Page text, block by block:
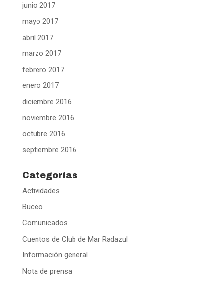
junio 2017
mayo 2017
abril 2017
marzo 2017
febrero 2017
enero 2017
diciembre 2016
noviembre 2016
octubre 2016
septiembre 2016
Categorías
Actividades
Buceo
Comunicados
Cuentos de Club de Mar Radazul
Información general
Nota de prensa